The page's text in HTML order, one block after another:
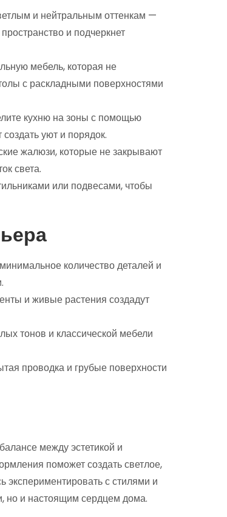
и нейтральным оттенкам —
и подчеркнет
мебель, которая не
с раскладными поверхностями
кухню на зоны с помощью
уют и порядок.
жалюзи, которые не закрывают
света.
или подвесами, чтобы
количество деталей и
и живые растения создадут
тонов и классической мебели
проводка и грубые поверхности
между эстетикой и
поможет создать светлое,
экспериментировать с стилями и
но и настоящим сердцем дома.